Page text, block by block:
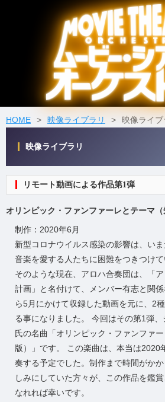
HOME 映像ライブラリ 映像ライ
映像ライブラリ
リモート動画による作品第1弾
オリンピック・ファンファーレとテーマ（
制作：2020年6月
新型コロナウイルス感染の影響は、い
音楽を愛する人たちに困難をつきつけて
そのような現在、アロハ合奏団は、「
計画」と名付けて、メンバー有志と関
ら5月にかけて収録した動画を元に、2
る事になりました。 今回はその第1弾
氏の名曲「オリンピック・ファンファ
版）」です。 この楽曲は、本当は2020
奏する予定でした。制作まで時間がか
しみにしていた方々が、この作品を鑑
なれれば幸いです。